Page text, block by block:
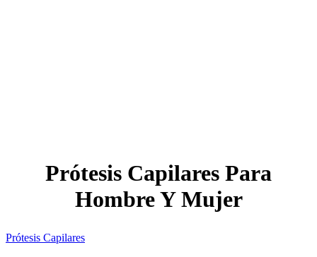
Prótesis Capilares Para
Hombre Y Mujer
Prótesis Capilares